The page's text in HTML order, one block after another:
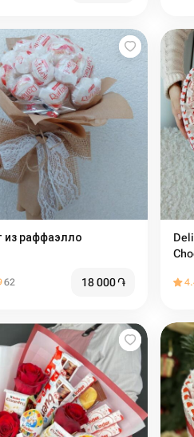
из раффаэлло
62 18 000֏